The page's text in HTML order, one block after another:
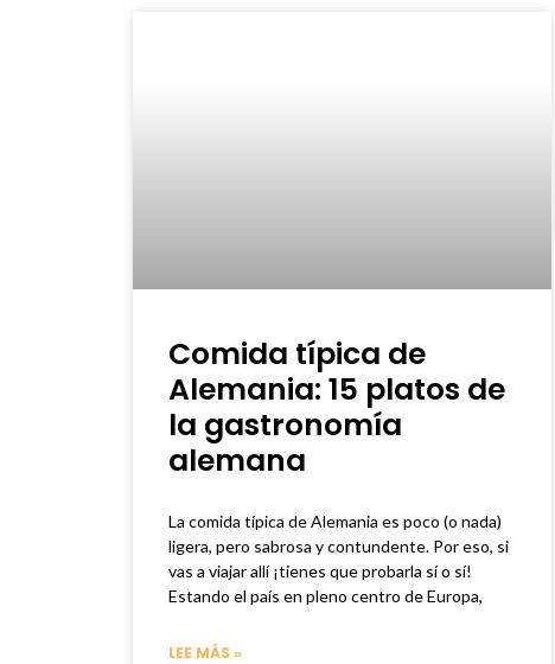
Comida típica de
Alemania: 15 platos de
la gastronomía
alemana
La comida típica de Alemania es poco (o nada)
ligera, pero sabrosa y contundente. Por eso, si
vas a viajar allí ¡tienes que probarla sí o sí!
Estando el país en pleno centro de Europa,
LEE MÁS »